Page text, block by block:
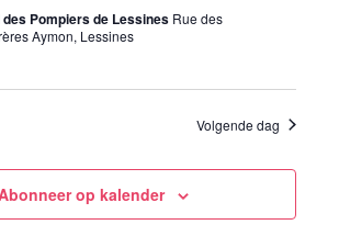
Pompiers de Lessines Rue des
Aymon, Lessines
Volgende dag
op kalender